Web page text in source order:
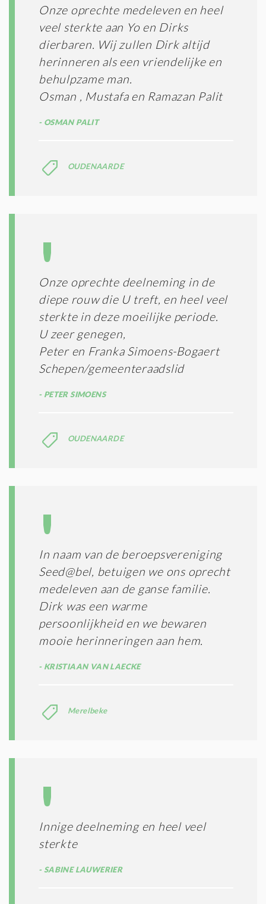
Onze oprechte medeleven en heel
veel sterkte aan Yo en Dirks
dierbaren. Wij zullen Dirk altijd
herinneren als een vriendelijke en
behulpzame man.
Osman , Mustafa en Ramazan Palit
OSMAN PALIT
OUDENAARDE
Onze oprechte deelneming in de
diepe rouw die U treft, en heel veel
sterkte in deze moeilijke periode.
U zeer genegen,
Peter en Franka Simoens-Bogaert
Schepen/gemeenteraadslid
PETER SIMOENS
OUDENAARDE
In naam van de beroepsvereniging
Seed@bel, betuigen we ons oprecht
medeleven aan de ganse familie.
Dirk was een warme
persoonlijkheid en we bewaren
mooie herinneringen aan hem.
KRISTIAAN VAN LAECKE
Merelbeke
Innige deelneming en heel veel
sterkte
SABINE LAUWERIER